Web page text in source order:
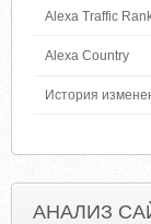
Alexa Traffic
Alexa Country
История
АНАЛИЗ